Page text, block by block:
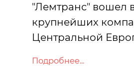
"Лемтранс" вошел
крупнейших
Центральной
Подробнее...